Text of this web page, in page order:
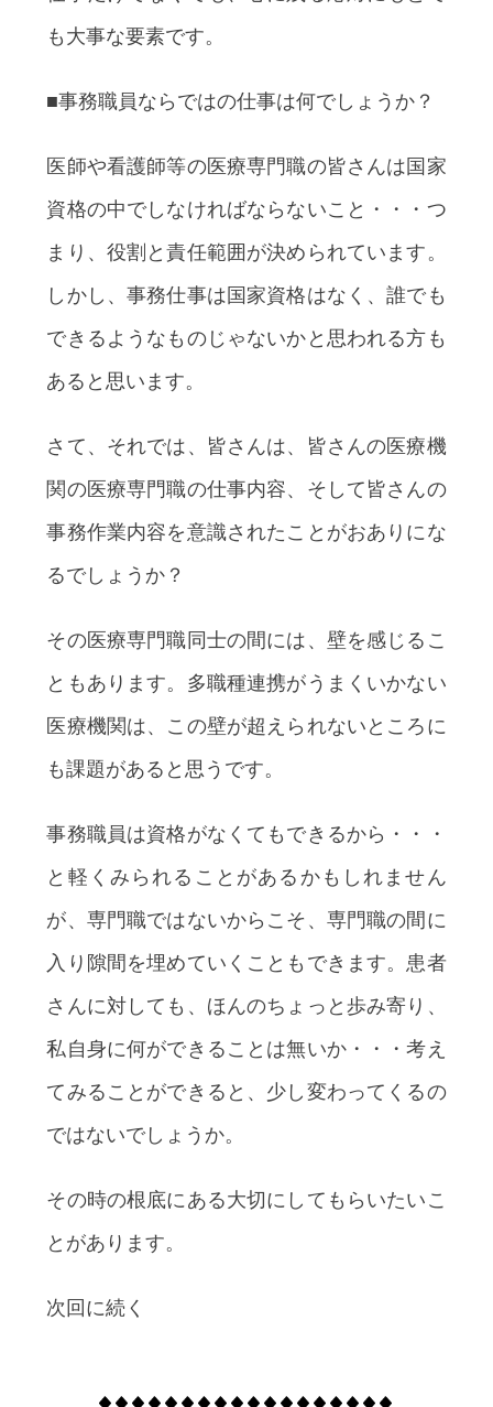
も大事な要素です。
■事務職員ならではの仕事は何でしょうか？
医師や看護師等の医療専門職の皆さんは国家
資格の中でしなければならないこと・・・つ
まり、役割と責任範囲が決められています。
しかし、事務仕事は国家資格はなく、誰でも
できるようなものじゃないかと思われる方も
あると思います。
さて、それでは、皆さんは、皆さんの医療機
関の医療専門職の仕事内容、そして皆さんの
事務作業内容を意識されたことがおありにな
るでしょうか？
その医療専門職同士の間には、壁を感じるこ
ともあります。多職種連携がうまくいかない
医療機関は、この壁が超えられないところに
も課題があると思うです。
事務職員は資格がなくてもできるから・・・
と軽くみられることがあるかもしれません
が、専門職ではないからこそ、専門職の間に
入り隙間を埋めていくこともできます。患者
さんに対しても、ほんのちょっと歩み寄り、
私自身に何ができることは無いか・・・考え
てみることができると、少し変わってくるの
ではないでしょうか。
その時の根底にある大切にしてもらいたいこ
とがあります。
次回に続く